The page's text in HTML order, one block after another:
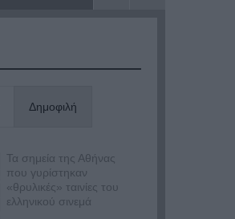
Δημοφιλή
Τα σημεία της Αθήνας
που γυρίστηκαν
«θρυλικές» ταινίες του
ελληνικού σινεμά